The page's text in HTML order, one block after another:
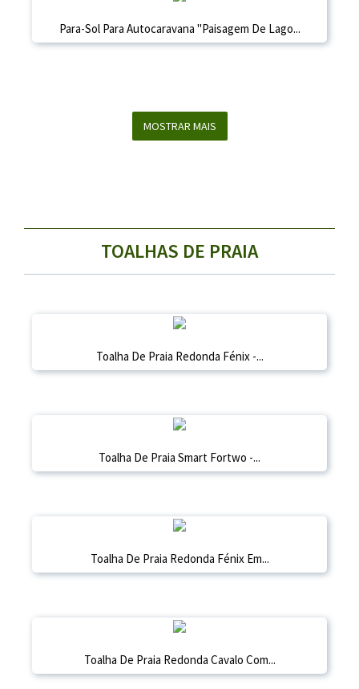
Para-Sol Para Autocaravana "Paisagem De Lago...
MOSTRAR MAIS
TOALHAS DE PRAIA
Toalha De Praia Redonda Fénix -...
Toalha De Praia Smart Fortwo -...
Toalha De Praia Redonda Fénix Em...
Toalha De Praia Redonda Cavalo Com...